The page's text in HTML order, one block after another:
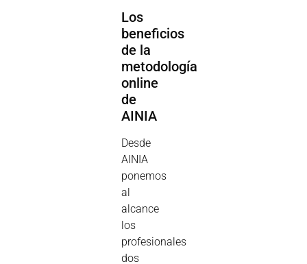
Los
beneficios
de la
metodología
online
de
AINIA
Desde
AINIA
ponemos
al
alcance
los
profesionales
dos